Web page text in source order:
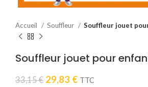
Accueil Souffleur Souffleur jouet
Souffleur jouet pour
33,15€ Le
29,83 €Le
TTC